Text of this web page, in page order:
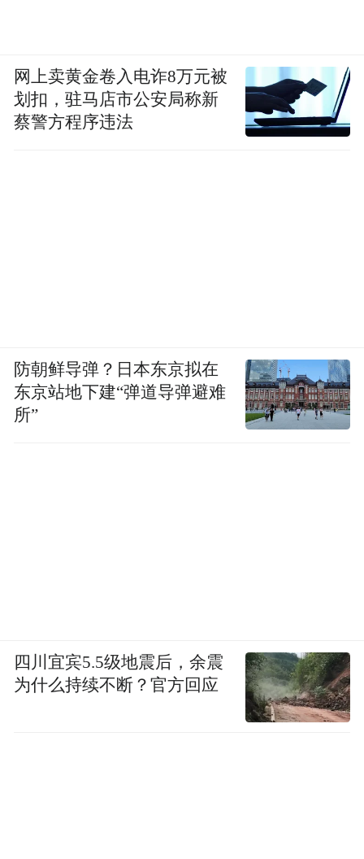
网上卖黄金卷入电诈8万元被
划扣，驻马店市公安局称新
蔡警方程序违法
防朝鲜导弹？日本东京拟在
东京站地下建“弹道导弹避难
所”
四川宜宾5.5级地震后，余震
为什么持续不断？官方回应